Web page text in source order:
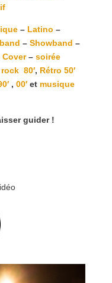
– Latino –
– Showband –
Cover– soirée
80′, Rétro 50′
, 00′ et musique
guider !